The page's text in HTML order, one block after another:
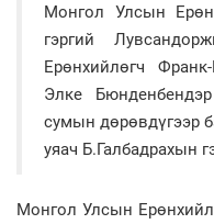
Монгол Улсын
гэргий
Ерөнхийлөгч
Элке
сумын дөрөвдүгээр
уяач Б.Галбадрахын
Монгол Улсын